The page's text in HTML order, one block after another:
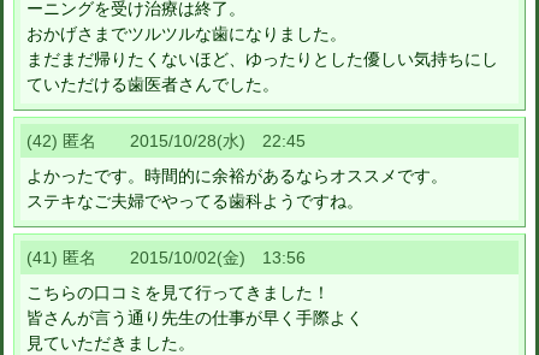
ーニングを受け治療は終了。
おかげさまでツルツルな歯になりました。
まだまだ帰りたくないほど、ゆったりとした優しい気持ちにし
ていただける歯医者さんでした。
(42) 匿名 2015/10/28(水) 22:45
よかったです。時間的に余裕があるならオススメです。
ステキなご夫婦でやってる歯科ようですね。
(41) 匿名 2015/10/02(金) 13:56
こちらの口コミを見て行ってきました！
皆さんが言う通り先生の仕事が早く手際よく
見ていただきました。